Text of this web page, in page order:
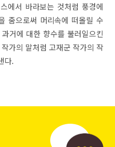
에서 바라보는 것처럼 풍경에
줌으로써 머리속에 떠올릴 수
거에 대한 향수를 불러일으킨
가의 말처럼 고재군 작가의 작
다.